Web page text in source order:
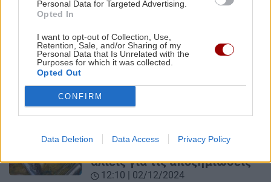
Personal Data for Targeted Advertising.
Opted In
I want to opt-out of Collection, Use,
Retention, Sale, and/or Sharing of my
Personal Data that Is Unrelated with the
Purposes for which it was collected.
Opted Out
CONFIRM
Data Deletion Data Access Privacy Policy
Τουλάχιστον 11 νεκροί από
γαλλικό αρχιπέλαγος στον
Ινδικό ωκεανό
20:47 | 15/12/2024
ΚΡΗΤΗ
Κρήτη: Με 6 ευρώ το κιλό θα
επιδοτείται το ψάρεμα
λαγοκέφαλων - Τι λένε οι
αλιείς για τις αποζημιώσεις
12:10 | 02/12/2024